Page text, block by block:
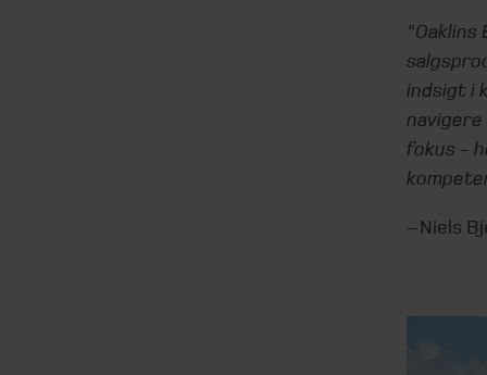
"Oaklins
indsigt i
navigere
fokus -
– Niels